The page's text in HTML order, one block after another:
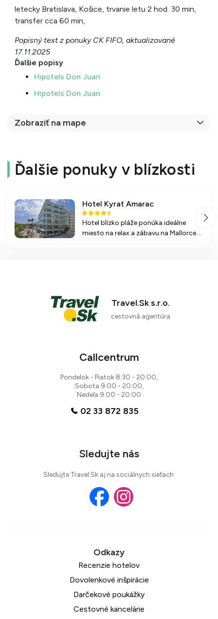
letecky Bratislava, Košice, trvanie letu 2 hod. 30 min,
transfer cca 60 min,
Popisný text z ponuky CK FIFO, aktualizované
17.11.2025
Ďalšie popisy
Hipotels Don Juan
Hipotels Don Juan
Zobraziť na mape
Ďalšie ponuky v blízkosti
Hotel Kyrat Amarac
Hotel blízko pláže ponúka ideálne
miesto na relax a zábavu na Mallorce.
Travel.Sk s.r.o.
cestovná agentúra
Callcentrum
Pondelok - Piatok 8:30 - 20:00,
Sobota 9:00 - 20:00,
Nedeľa 9:00 - 20:00
02 33 872 835
Sledujte nás
Sledujte Travel.Sk aj na sociálnych sieťach.
Recenzie hotelov
Dovolenkové inšpirácie
Darčekové poukážky
Cestovné kancelárie